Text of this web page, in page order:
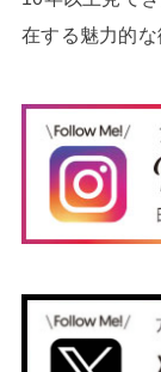
在する魅力的な